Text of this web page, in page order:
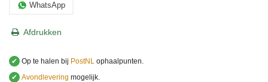
WhatsApp
Afdrukken
✔ Op te halen bij PostNL ophaalpunten.
✔ Avondlevering mogelijk.